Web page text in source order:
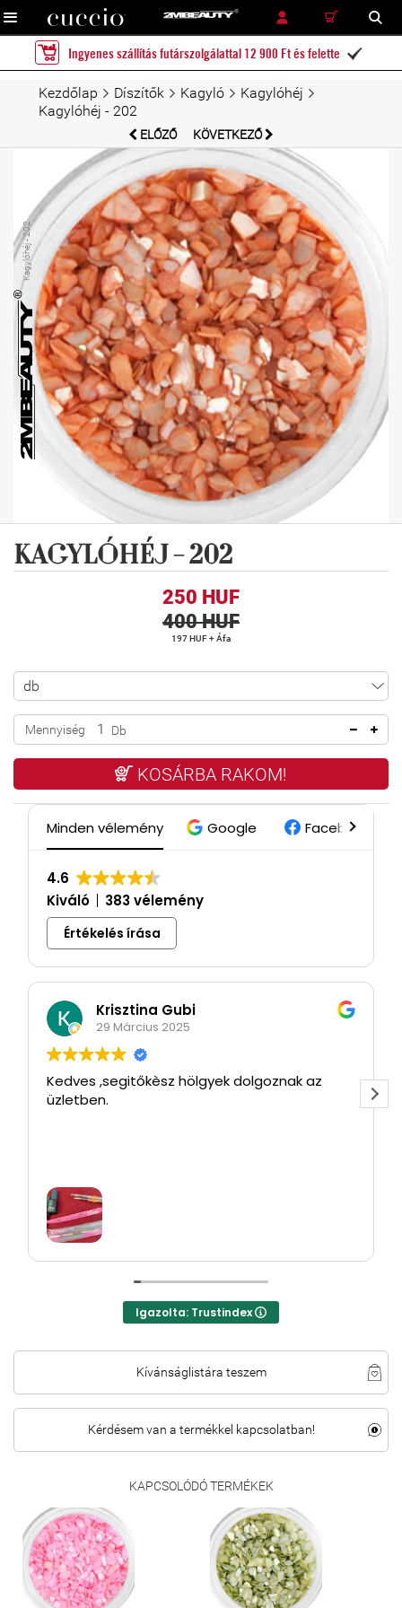
RÉSZLETES KERESÉS KERESÉS
Ingyenes szállítás futárszolgálattal 12 900 Ft és felette 
Kezdőlap Díszítők Kagyló
Kagylóhéj
Kagylóhéj - 202
ELŐZŐ KÖVETKEZŐ
Kagylóhéj - 202
KAGYLÓHÉJ - 202
250 HUF
400 HUF
197 HUF + Áfa
Mennyiség Db
KOSÁRBA RAKOM!
Minden vélemény Google Facebook
4.6
Kiváló
383 vélemény
Értékelés írása
Krisztina Gubi
29 Március 2025
Kedves ,segitőkèsz hölgyek dolgoznak az
üzletben.
Igazolta: Trustindex
Kívánságlistára teszem
Kérdésem van a termékkel kapcsolatban!
KAPCSOLÓDÓ TERMÉKEK